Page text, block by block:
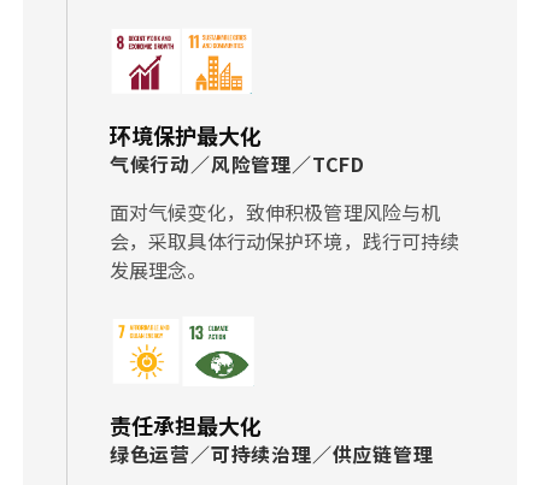
环境保护最大化
气候行动／风险管理／TCFD
面对气候变化，致伸积极管理风险与机
会，采取具体行动保护环境，践行可持续
发展理念。
责任承担最大化
绿色运营／可持续治理／供应链管理